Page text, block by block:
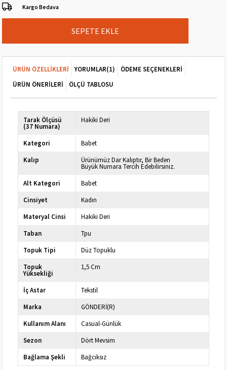
Kargo Bedava
ÜRÜN ÖZELLIKLERI YORUMLAR(1)
ÖDEME SEÇENEKLERI
ÜRÜN ÖNERILERI
ÖLÇÜ TABLOSU
Tarak Ölçüsü
(37 Numara)
Hakiki Deri
Kategori
Babet
Kalıp
Ürünümüz Dar Kalıptır, Bir Beden
Büyük Numara Tercih Edebilirsiniz.
Alt Kategori
Babet
Cinsiyet
Kadın
Materyal Cinsi
Hakiki Deri
Taban
Tpu
Topuk Tipi
Düz Topuklu
Topuk
Yüksekliği
1,5 Cm
İç Astar
Tekstil
Marka
GÖNDERİ(R)
Kullanım Alanı
Casual-Günlük
Sezon
Dört Mevsim
Bağlama Şekli
Bağcıksız